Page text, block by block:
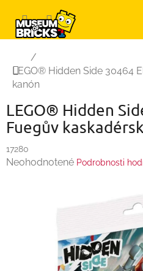
obsah
Domov
/
LEGO® Hidden Side 30464
kanón
LEGO® Hidden
Fuegův
17280
Priemerné
Neohodnotené Podrobnosti